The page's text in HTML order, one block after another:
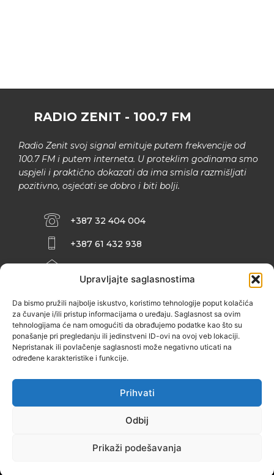
Upravljajte saglasnostima
Da bismo pružili najbolje iskustvo, koristimo tehnologije poput kolačića
za čuvanje i/ili pristup informacijama o uređaju. Saglasnost sa ovim
tehnologijama će nam omogućiti da obrađujemo podatke kao što su
ponašanje pri pregledanju ili jedinstveni ID-ovi na ovoj veb lokaciji.
Nepristanak ili povlačenje saglasnosti može negativno uticati na
određene karakteristike i funkcije.
Prihvati
Odbij
Prikaži podešavanja
RADIO ZENIT - 100.7 FM
Radio Zenit svoj signal emituje putem frekvencije od
100.7 FM i putem interneta. U proteklim godinama smo
uspjeli i praktično dokazati da ima smisla razmišljati
pozitivno, osjećati se dobro i biti bolji.
+387 32 404 004
+387 61 432 938
INFO@ZENIT.BA
ZENIČANKA, 3. SPRAT), 72000 ZENICA